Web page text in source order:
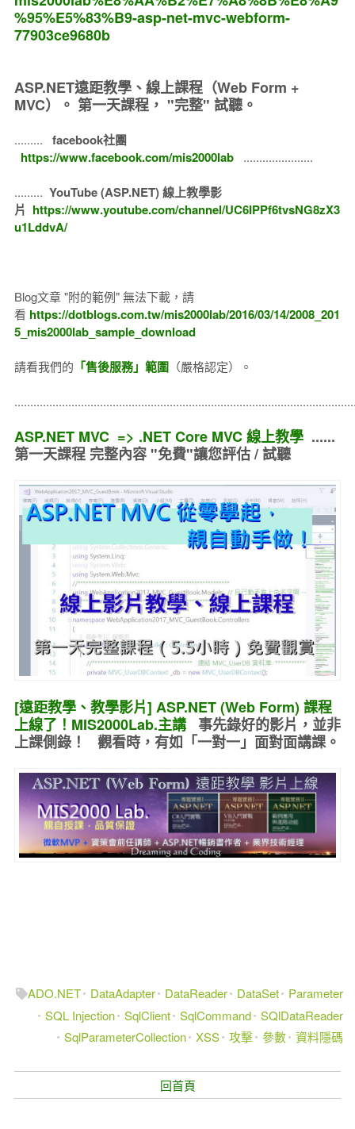
%95%E5%83%B9-asp-net-mvc-webform-
77903ce9680b
ASP.NET遠距教學、線上課程（Web Form +
MVC）。 第一天課程， "完整" 試聽。
.........
facebook社團
https://www.facebook.com/mis2000lab
......................
......... YouTube (ASP.NET) 線上教學影
片 https://www.youtube.com/channel/UC6IPPf6tvsNG8zX3
u1LddvA/
Blog文章 "附的範例" 無法下載，請
看 https://dotblogs.com.tw/mis2000lab/2016/03/14/2008_201
5_mis2000lab_sample_download
請看我們的 「售後服務」範圍（嚴格認定）。
ASP.NET MVC => .NET Core MVC 線上教學......
第一天課程 完整內容 "免費"讓您評估 / 試聽
[遠距教學、教學影片] ASP.NET (Web Form) 課程
上線了！MIS2000Lab.主講 事先錄好的影片，並非
上課側錄！ 觀看時，有如 「一對一」面對面講課。
ADO.NET DataAdapter DataReader DataSet
Parameter
SQL Injection SqlClient SqlCommand SQlDataReader
SqlParameterCollection XSS 攻擊 參數 資料隱碼
回首頁